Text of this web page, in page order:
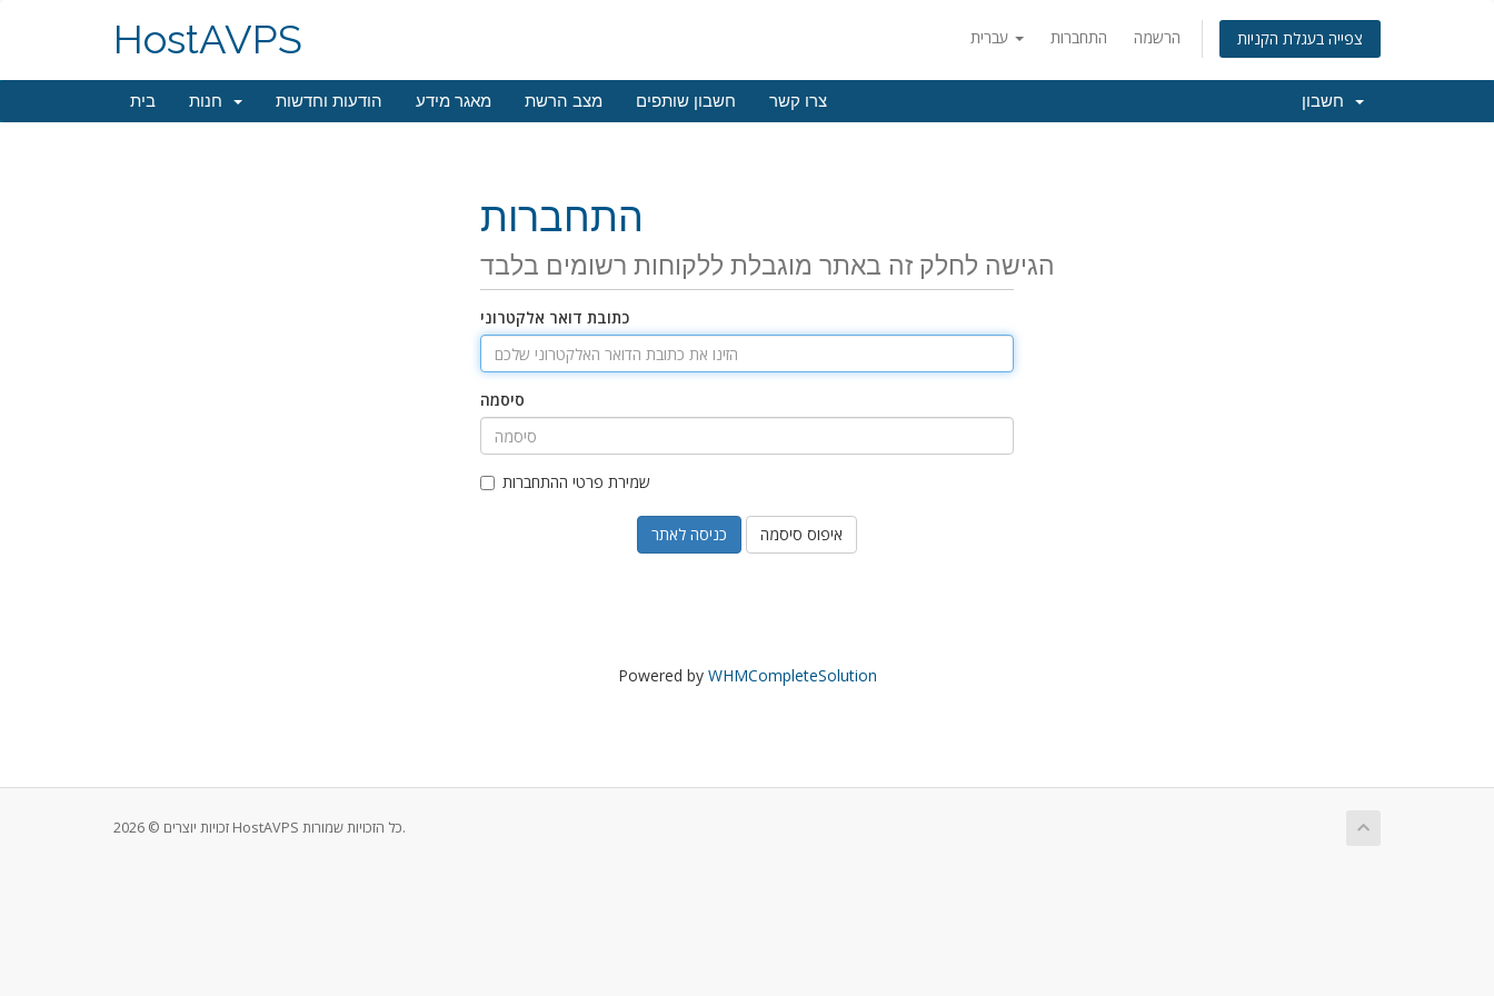
התחברות הרשמה צפייה בעגלת הקניות HostAVPS
בית הודעות וחדשות מאגר מידע מצב הרשת חשבון שותפים צרו קשר
התחברות
הגישה לחלק זה באתר מוגבלת ללקוחות רשומים בלבד
כתובת דואר אלקטרוני
סיסמה
שמירת פרטי ההתחברות
איפוס סיסמה
Powered by WHMCompleteSolution
זכויות יוצרים © 2026 HostAVPS כל הזכויות שמורות.